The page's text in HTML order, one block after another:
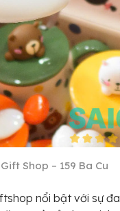
Shop – 159 Ba Cu
nổi bật với sự